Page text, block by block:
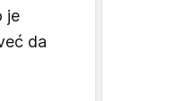
je
da